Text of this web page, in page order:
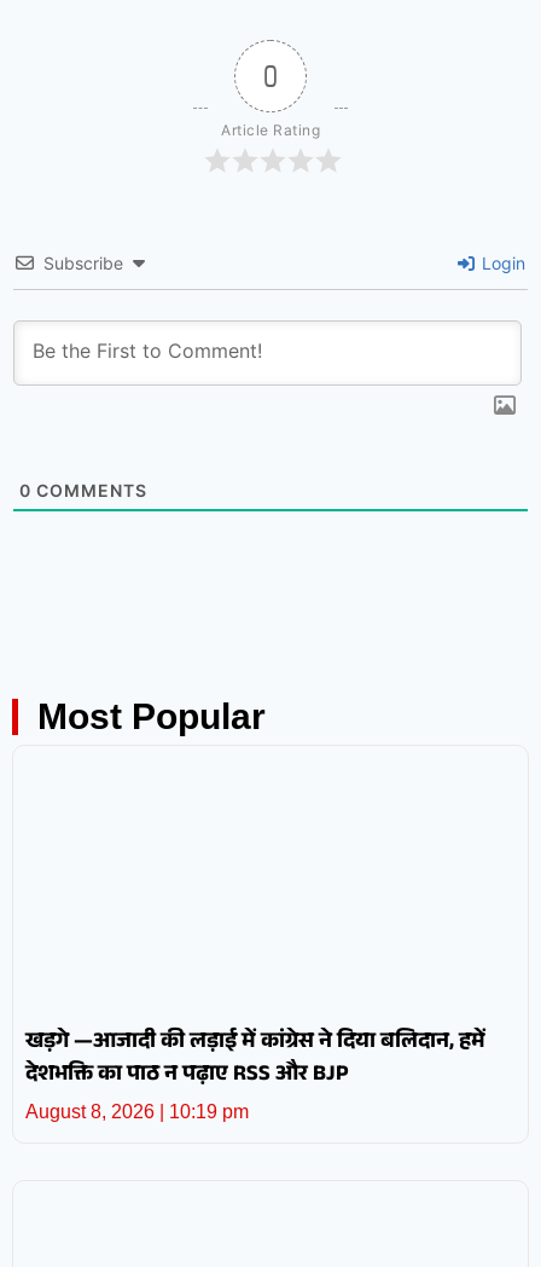
0
Article Rating
Subscribe Login
0 COMMENTS
Most Popular
खड़गे —आजादी की लड़ाई में कांग्रेस ने दिया बलिदान, हमें
देशभक्ति का पाठ न पढ़ाए RSS और BJP
August 8, 2026 10:19 pm